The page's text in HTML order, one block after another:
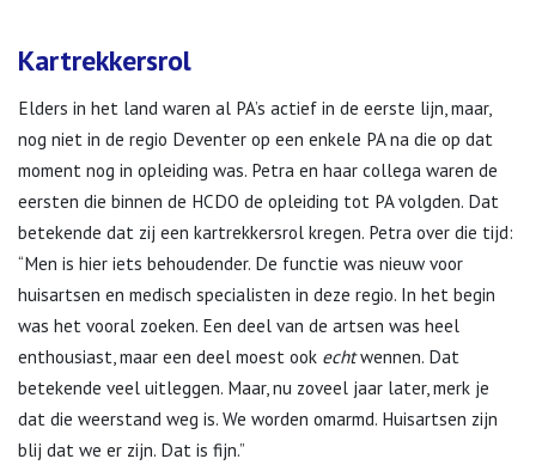
Kartrekkersrol
Elders in het land waren al PA’s actief in de eerste lijn, maar,
nog niet in de regio Deventer op een enkele PA na die op dat
moment nog in opleiding was. Petra en haar collega waren de
eersten die binnen de HCDO de opleiding tot PA volgden. Dat
betekende dat zij een kartrekkersrol kregen. Petra over die tijd:
“Men is hier iets behoudender. De functie was nieuw voor
huisartsen en medisch specialisten in deze regio. In het begin
was het vooral zoeken. Een deel van de artsen was heel
enthousiast, maar een deel moest ook echtwennen. Dat
betekende veel uitleggen. Maar, nu zoveel jaar later, merk je
dat die weerstand weg is. We worden omarmd. Huisartsen zijn
blij dat we er zijn. Dat is fijn.”